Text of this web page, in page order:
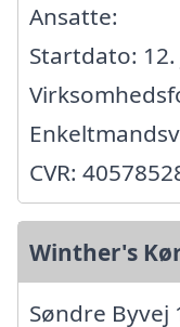
Ansatte:
Startdato:
CVR:
Winther's
Søndre Byvej